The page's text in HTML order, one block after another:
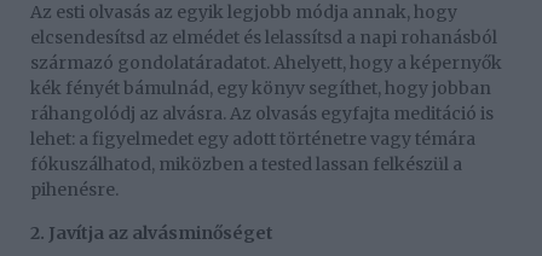
Az esti olvasás az egyik legjobb módja annak, hogy
elcsendesítsd az elmédet és lelassítsd a napi rohanásból
származó gondolatáradatot. Ahelyett, hogy a képernyők
kék fényét bámulnád, egy könyv segíthet, hogy jobban
ráhangolódj az alvásra. Az olvasás egyfajta meditáció is
lehet: a figyelmedet egy adott történetre vagy témára
fókuszálhatod, miközben a tested lassan felkészül a
pihenésre.
2. Javítja az alvásminőséget